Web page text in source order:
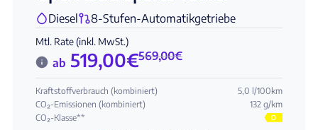
Diesel 8-Stufen-Automatikgetriebe
Mtl. Rate (inkl. MwSt.)
ab 569,00€
519,00€
Kraftstoffverbrauch (kombiniert)
5,0 l/100km
CO₂-Emissionen (kombiniert)
132 g/km
CO₂-Klasse**
D